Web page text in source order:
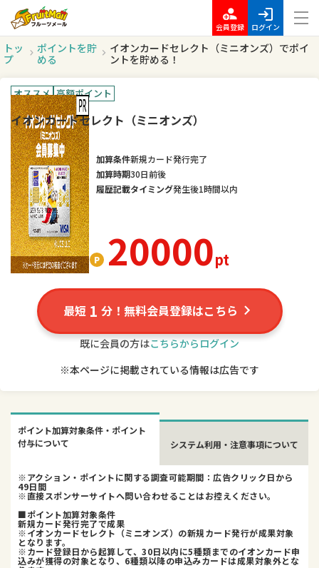
会員登録 ログイン
トッ
プ
ポイントを貯
める
イオンカードセレクト（ミニオンズ）でポイ
ントを貯める！
オススメ 高額ポイント
イオンカードセレクト（ミニオンズ）
20000pt
加算条件新規カード発行完了
加算時期30日前後
履歴記載タイミング発生後1時間以内
最短 1 分！無料会員登録はこちら
既に会員の方はこちらからログイン
※本ページに掲載されている情報は広告です
ポイント加算対象条件・ポイント
付与について
システム利用・注意事項について
※アクション・ポイントに関する調査可能期間：広告クリック日から
49日間
※直接スポンサーサイトへ問い合わせることはお控えください。
■ポイント加算対象条件
新規カード発行完了で成果
※イオンカードセレクト（ミニオンズ）の新規カード発行が成果対象
となります。
※カード登録日から起算して、30日以内に5種類までのイオンカード申
込みが獲得の対象となり、6種類以降の申込みカードは成果対象外とな